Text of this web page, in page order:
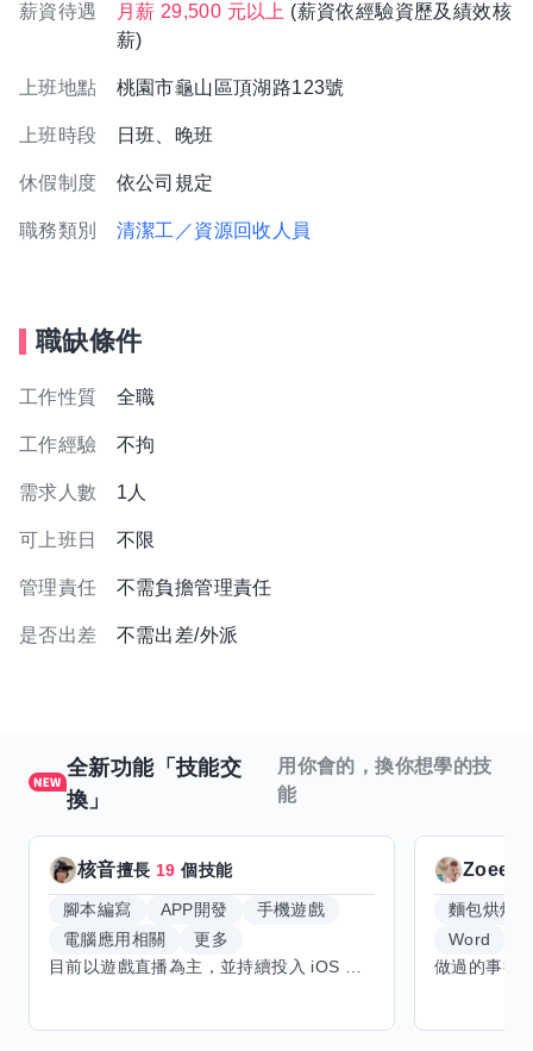
薪資待遇 月薪 29,500 元以上 (薪資依經驗資歷及績效核
薪)
上班地點 桃園市龜山區頂湖路123號
上班時段 日班、晚班
休假制度 依公司規定
職務類別 清潔工／資源回收人員
職缺條件
工作性質 全職
工作經驗 不拘
需求人數 1人
可上班日 不限
管理責任 不需負擔管理責任
是否出差 不需出差/外派
全新功能「技能交
換」
用你會的，換你想學的技
能
核音擅長 19 個技能
腳本編寫 APP開發
手機遊戲
電腦應用相關
更多
Zoeey
麵包烘焙
Word